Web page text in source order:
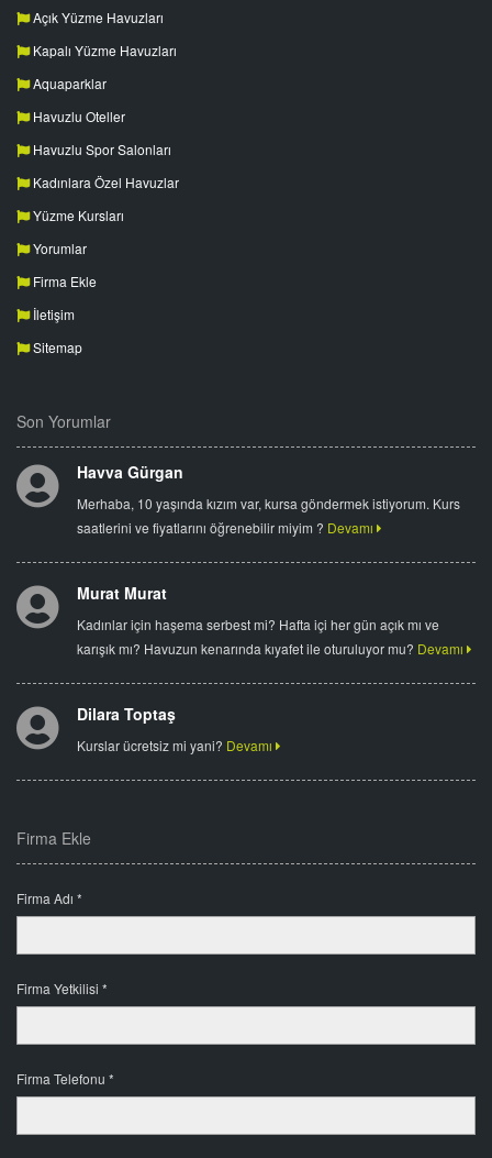
Açık Yüzme Havuzları
Kapalı Yüzme Havuzları
Aquaparklar
Havuzlu Oteller
Havuzlu Spor Salonları
Kadınlara Özel Havuzlar
Yüzme Kursları
Yorumlar
Firma Ekle
İletişim
Sitemap
Son Yorumlar
Havva Gürgan
Merhaba, 10 yaşında kızım var, kursa göndermek istiyorum. Kurs
saatlerini ve fiyatlarını öğrenebilir miyim ? Devamı
Murat Murat
Kadınlar için haşema serbest mi? Hafta içi her gün açık mı ve
karışık mı? Havuzun kenarında kıyafet ile oturuluyor mu? Devamı
Dilara Toptaş
Kurslar ücretsiz mi yani? Devamı
Firma Ekle
Firma Adı *
Firma Yetkilisi *
Firma Telefonu *